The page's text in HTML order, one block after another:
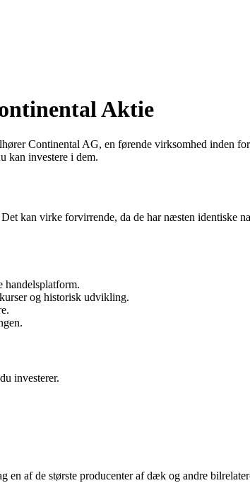
Aktie
Continental AG, en førende virksomhed inden
kan investere i dem.
kan virke forvirrende, da de har næsten identiske
handelsplatform.
og historisk udvikling.
investerer.
af de største producenter af dæk og andre